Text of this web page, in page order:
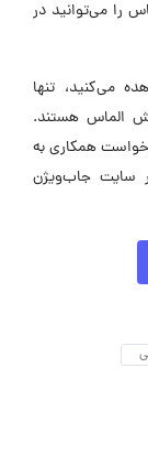
را می‌توانید در
می‌کنید، تنها
الماس هستند.
همکاری به
سایت جاب‌ویژن